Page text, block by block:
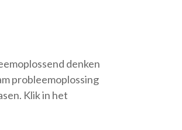
denken
probleemoplossing
Klik in het